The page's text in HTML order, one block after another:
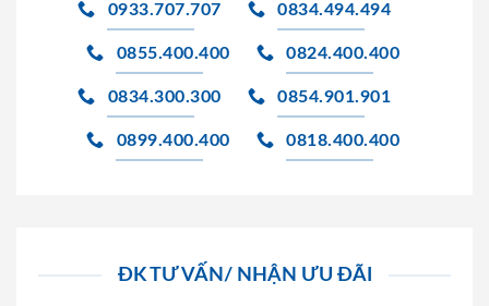
0933.707.707 0834.494.494
0855.400.400 0824.400.400
0834.300.300 0854.901.901
0899.400.400 0818.400.400
ĐK TƯ VẤN/ NHẬN ƯU ĐÃI